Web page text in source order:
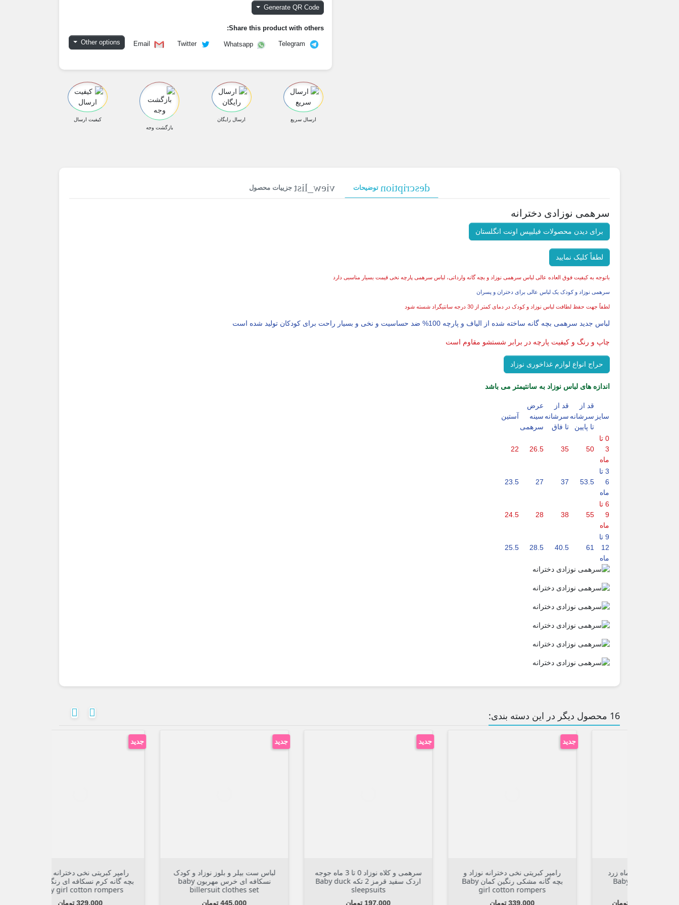
Generate QR Code
Share this product with others:
Telegram
Whatsapp
Twitter
Email
Other options
ارسال سریع
ارسال رایگان
بازگشت وجه
کیفیت ارسال
description توضیحات view_list جزییات محصول
سرهمی نوزادی دخترانه
برای دیدن محصولات فیلیپس اونت انگلستان
لطفاً کلیک نمایید
باتوجه به کیفیت فوق العاده عالی لباس سرهمی نوزاد و بچه گانه وارداتی، لباس سرهمی پارچه نخی قیمت بسیار مناسبی دارد
سرهمی نوزاد و کودک یک لباس عالی برای دختران و پسران
لطفاً جهت حفظ لطافت لباس نوزاد و کودک در دمای کمتر از 30 درجه سانتیگراد شسته شود
لباس جدید سرهمی بچه گانه ساخته شده از الیاف و پارچه 100% ضد حساسیت و نخی و بسیار راحت برای کودکان تولید شده است
چاپ و رنگ و کیفیت پارچه در برابر شستشو مقاوم است
حراج انواع لوازم غذاخوری نوزاد
اندازه های لباس نوزاد به سانتیمتر می باشد
سایز
قد از
سرشانه
تا پایین
قد از
سرشانه
تا فاق
عرض
سینه
سرهمی
آستین
0 تا
3
ماه
50
35
26.5
22
3 تا
6
ماه
53.5
37
27
23.5
6 تا
9
ماه
55
38
28
24.5
9 تا
12
ماه
61
40.5
28.5
25.5
16 محصول دیگر در این دسته بندی: 
رامپر کبریتی نخی دخترانه نوزاد و
بچه گانه مشکی رنگین کمان Baby
girl cotton rompers
سرهمی و کلاه نوزاد 0 تا 3 ماه جوجه
اردک سفید قرمز 2 تکه Baby duck
لباس ست بیلر و بلوز نوزاد و کودک
نسکافه ای خرس مهربون baby
billersuit clothes set
رامپر کبریتی نخی دخترانه نوزاد و
بچه گانه کرم نسکافه ای رنگین کمان
Baby girl cotton rompers
